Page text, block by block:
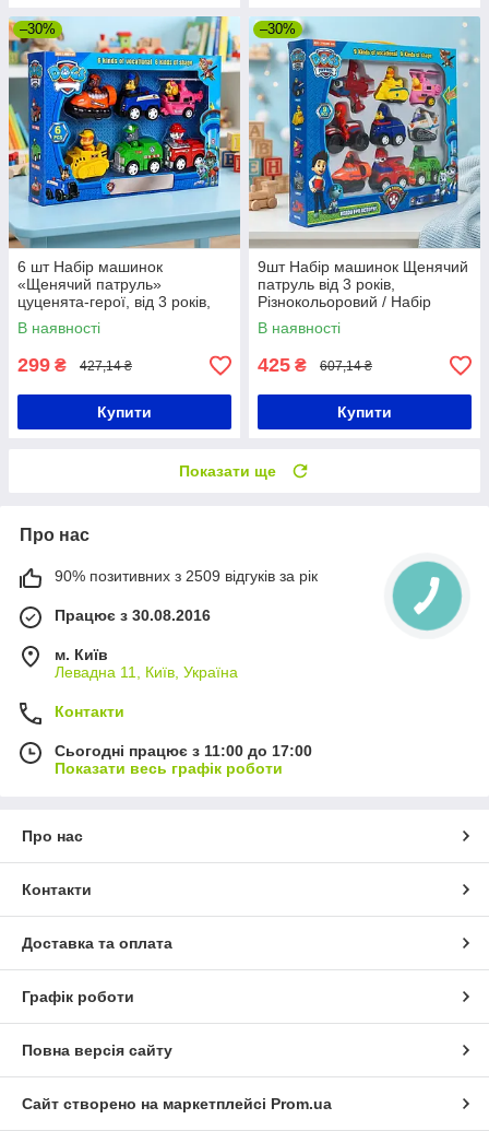
–30%
6 шт Набір машинок
«Щенячий патруль»
цуценята-герої, від 3 років,
Різнокольоровий / Ігровий
набір машинок цуценят-
В наявності
299 ₴ 427,14 ₴
Купити
–30%
9шт Набір машинок Щенячий
патруль від 3 років,
Різнокольоровий / Набір
іграшкової техніки цуценят-
рятувальників / Ігровий набір
В наявності
425 ₴ 607,14 ₴
Купити
Показати ще
Про нас
90% позитивних з 2509 відгуків за рік
Працює з 30.08.2016
м. Київ
Левадна 11, Київ, Україна
Контакти
Сьогодні працює з 11:00 до 17:00
Показати весь графік роботи
Про нас
Контакти
Доставка та оплата
Графік роботи
Повна версія сайту
Сайт створено на маркетплейсі Prom.ua